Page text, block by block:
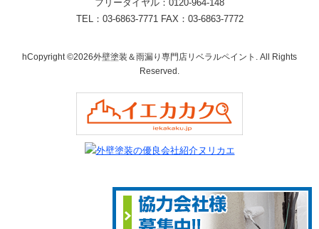
フリーダイヤル：0120-964-148
TEL：03-6863-7771 FAX：03-6863-7772
hCopyright ©2026外壁塗装＆雨漏り専門店リベラルペイント. All Rights
Reserved.